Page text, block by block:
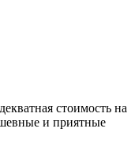
стоимость на
и приятные